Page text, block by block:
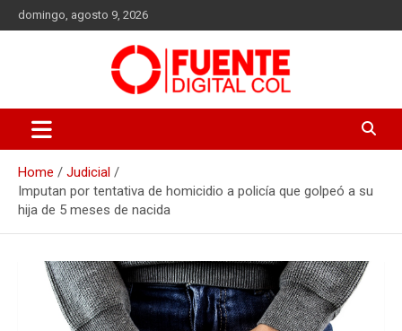
Skip
to
domingo, agosto 9, 2026
Fuente Digital Col
Home
Judicial
Imputan por tentativa de homicidio a policía que golpeó a su
hija de 5 meses de nacida